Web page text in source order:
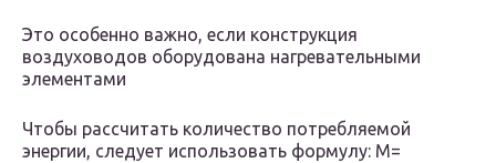
Это особенно важно, если конструкция
воздуховодов оборудована нагревательными
элементами
Чтобы рассчитать количество потребляемой
энергии, следует использовать формулу: M=